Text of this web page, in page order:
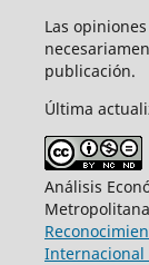
Las
publicación.
Última
Análisis
Internacional